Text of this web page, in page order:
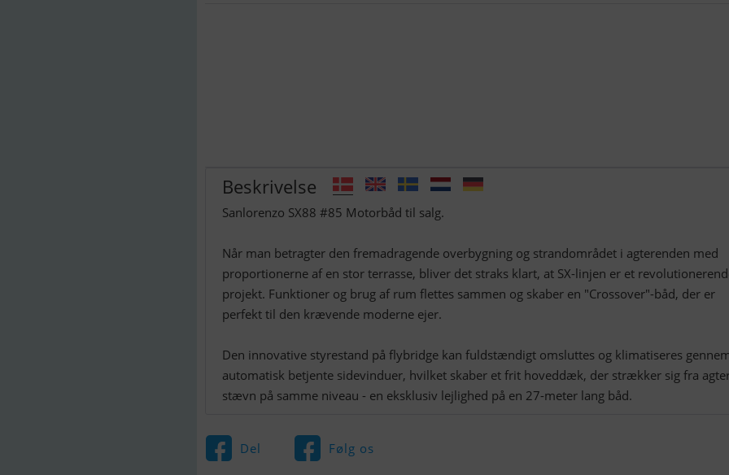
Beskrivelse
Sanlorenzo SX88 #85 Motorbåd til salg.
Når man betragter den fremadragende overbygning og strandområdet i agterenden med
proportionerne af en stor terrasse, bliver det straks klart, at SX-linjen er et
projekt. Funktioner og brug af rum flettes sammen og skaber en "Crossover"-båd, der er
perfekt til den krævende moderne ejer.
Den innovative styrestand på flybridge kan fuldstændigt omsluttes og klimatiseres
automatisk betjente sidevinduer, hvilket skaber et frit hoveddæk, der strækker sig fra
stævn på samme niveau - en eksklusiv lejlighed på en 27-meter lang båd.
Del Følg os